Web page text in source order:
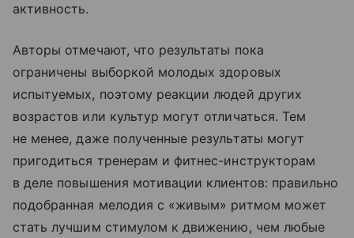
активность.
Авторы отмечают, что результаты пока
ограничены выборкой молодых здоровых
испытуемых, поэтому реакции людей других
возрастов или культур могут отличаться. Тем
не менее, даже полученные результаты могут
пригодиться тренерам и фитнес-инструкторам
в деле повышения мотивации клиентов: правильно
подобранная мелодия с «живым» ритмом может
стать лучшим стимулом к движению, чем любые